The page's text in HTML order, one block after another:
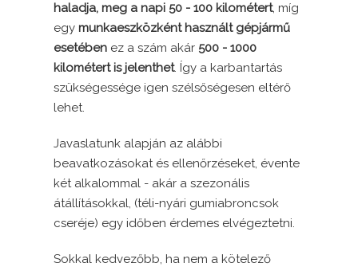
haladja, meg a napi 50 - 100 kilométert, míg
egy munkaeszközként használt gépjármű
esetében ez a szám akár 500 - 1000
kilométert is jelenthet. Így a karbantartás
szükségessége igen szélsőségesen eltérő
lehet.
Javaslatunk alapján az alábbi
beavatkozásokat és ellenőrzéseket, évente
két alkalommal - akár a szezonális
átállításokkal, (téli-nyári gumiabroncsok
cseréje) egy időben érdemes elvégeztetni.
Sokkal kedvezőbb, ha nem a kötelező